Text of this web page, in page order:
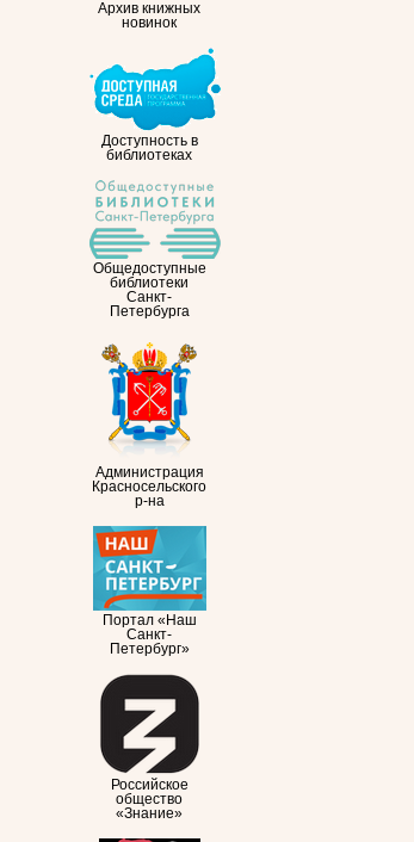
Архив книжных
новинок
Доступность в
библиотеках
Общедоступные
библиотеки
Санкт-
Петербурга
Администрация
Красносельского
р-на
Портал «Наш
Санкт-
Петербург»
Российское
общество
«Знание»